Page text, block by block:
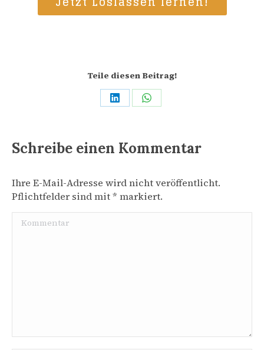
Teile diesen Beitrag!
Share
LinkedIn
Share
WhatsApp
Schreibe einen Kommentar
Ihre E-Mail-Adresse wird nicht veröffentlicht.
Pflichtfelder sind mit* markiert.
Kommentar